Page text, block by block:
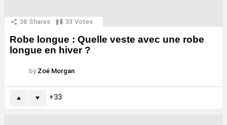
38 Shares 33 Votes
Robe longue : Quelle veste avec une robe
longue en hiver ?
by Zoé Morgan
33